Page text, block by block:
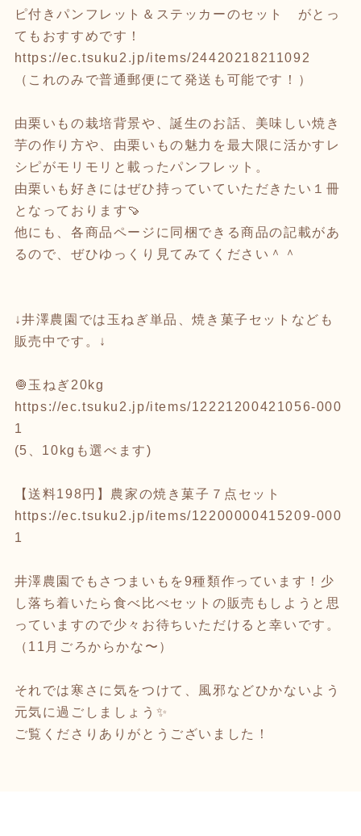
ピ付きパンフレット＆ステッカーのセット がとっ
てもおすすめです！
https://ec.tsuku2.jp/items/24420218211092
（これのみで普通郵便にて発送も可能です！）
由栗いもの栽培背景や、誕生のお話、美味しい焼き
芋の作り方や、由栗いもの魅力を最大限に活かすレ
シピがモリモリと載ったパンフレット。
由栗いも好きにはぜひ持っていていただきたい１冊
となっております🍠
他にも、各商品ページに同梱できる商品の記載があ
るので、ぜひゆっくり見てみてください＾＾
↓井澤農園では玉ねぎ単品、焼き菓子セットなども
販売中です。↓
🧅玉ねぎ20kg
https://ec.tsuku2.jp/items/12221200421056-000
1
(5、10kgも選べます)
【送料198円】農家の焼き菓子７点セット
https://ec.tsuku2.jp/items/12200000415209-000
1
井澤農園でもさつまいもを9種類作っています！少
し落ち着いたら食べ比べセットの販売もしようと思
っていますので少々お待ちいただけると幸いです。
（11月ごろからかな〜）
それでは寒さに気をつけて、風邪などひかないよう
元気に過ごしましょう✨
ご覧くださりありがとうございました！